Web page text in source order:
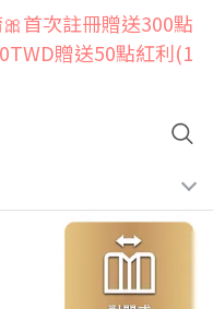
首次註冊贈送300點
贈送50點紅利(1